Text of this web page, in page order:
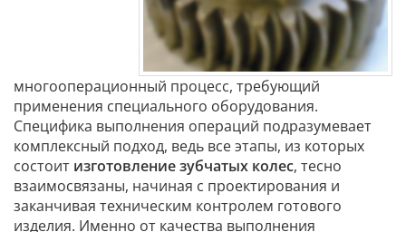
многооперационный процесс, требующий
применения специального оборудования.
Специфика выполнения операций подразумевает
комплексный подход, ведь все этапы, из которых
состоит изготовление зубчатых колес, тесно
взаимосвязаны, начиная с проектирования и
заканчивая техническим контролем готового
изделия. Именно от качества выполнения